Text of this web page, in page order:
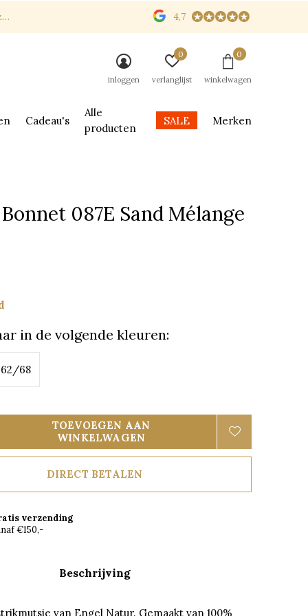
Cadeau's
Alle
producten
SALE Merken
inloggen verlanglijst
0
winkelwagen
0
4,7
087E Sand Mélange
in de volgende kleuren:
62/68
TOEVOEGEN AAN
WINKELWAGEN
DIRECT BETALEN
verzending
€150,-
Beschrijving
van Engel Natur. Gemaakt van 100%